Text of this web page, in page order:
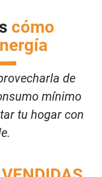
cómo
de
mínimo
tu hogar con